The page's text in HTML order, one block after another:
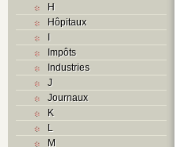
H
Hôpitaux
I
Impôts
Industries
J
Journaux
K
L
M